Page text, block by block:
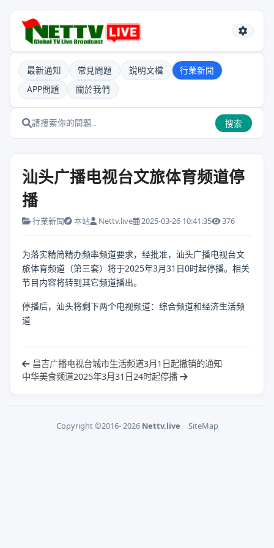
最新通知 常見問題 說明文檔
行業新聞
APP問題
關於我們
搜索
汕头广播电视台文旅体育频道停
播
行業新聞 本站 Nettv.live 2025-03-26 10:41:35 376
为落实精简精办频率频道要求，经批准，汕头广播电视台文
旅体育频道（第三套）将于2025年3月31日0时起停播。相关
节目内容将转到其它频道播出。
停播后，汕头将剩下两个电视频道：综合频道和经济生活频
道
昌吉广播电视台城市生活频道3月1日起撤销的通知
中华美食频道2025年3月31日24时起停播
Copyright ©2016- 2026 Nettv.live SiteMap